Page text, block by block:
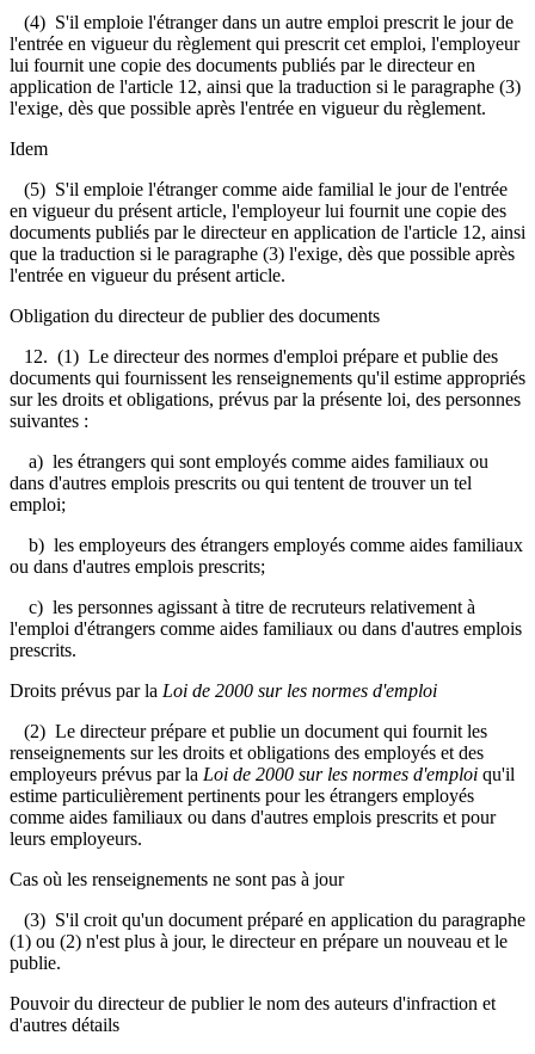
(4) S'il emploie l'étranger dans un autre emploi prescrit le jour de
l'entrée en vigueur du règlement qui prescrit cet emploi, l'employeur
lui fournit une copie des documents publiés par le directeur en
application de l'article 12, ainsi que la traduction si le paragraphe (3)
l'exige, dès que possible après l'entrée en vigueur du règlement.
Idem
(5) S'il emploie l'étranger comme aide familial le jour de l'entrée
en vigueur du présent article, l'employeur lui fournit une copie des
documents publiés par le directeur en application de l'article 12, ainsi
que la traduction si le paragraphe (3) l'exige, dès que possible après
l'entrée en vigueur du présent article.
Obligation du directeur de publier des documents
12. (1) Le directeur des normes d'emploi prépare et publie des
documents qui fournissent les renseignements qu'il estime appropriés
sur les droits et obligations, prévus par la présente loi, des personnes
suivantes :
a) les étrangers qui sont employés comme aides familiaux ou
dans d'autres emplois prescrits ou qui tentent de trouver un tel
emploi;
b) les employeurs des étrangers employés comme aides familiaux
ou dans d'autres emplois prescrits;
c) les personnes agissant à titre de recruteurs relativement à
l'emploi d'étrangers comme aides familiaux ou dans d'autres emplois
prescrits.
Droits prévus par la Loi de 2000 sur les normes d'emploi
(2) Le directeur prépare et publie un document qui fournit les
renseignements sur les droits et obligations des employés et des
employeurs prévus par la Loi de 2000 sur les normes d'emploi qu'il
estime particulièrement pertinents pour les étrangers employés
comme aides familiaux ou dans d'autres emplois prescrits et pour
leurs employeurs.
Cas où les renseignements ne sont pas à jour
(3) S'il croit qu'un document préparé en application du paragraphe
(1) ou (2) n'est plus à jour, le directeur en prépare un nouveau et le
publie.
Pouvoir du directeur de publier le nom des auteurs d'infraction et
d'autres détails